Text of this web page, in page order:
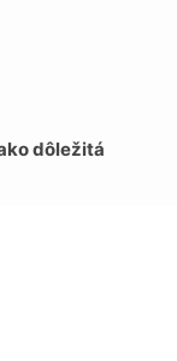
dôležitá